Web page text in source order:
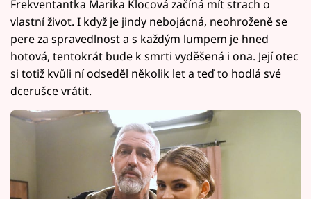
Frekventantka Marika Klocová začíná mít strach o
vlastní život. I když je jindy nebojácná, neohroženě se
pere za spravedlnost a s každým lumpem je hned
hotová, tentokrát bude k smrti vyděšená i ona. Její otec
si totiž kvůli ní odseděl několik let a teď to hodlá své
dcerušce vrátit.